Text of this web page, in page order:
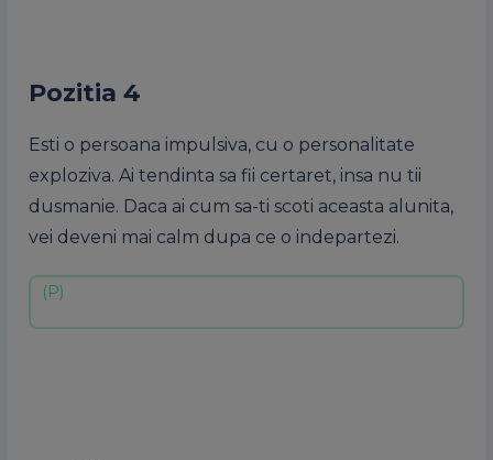
Pozitia 4
Esti o persoana impulsiva, cu o personalitate
exploziva. Ai tendinta sa fii certaret, insa nu tii
dusmanie. Daca ai cum sa-ti scoti aceasta alunita,
vei deveni mai calm dupa ce o indepartezi.